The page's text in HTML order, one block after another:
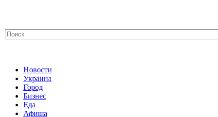
Новости
Украина
Город
Бизнес
Еда
Афиша